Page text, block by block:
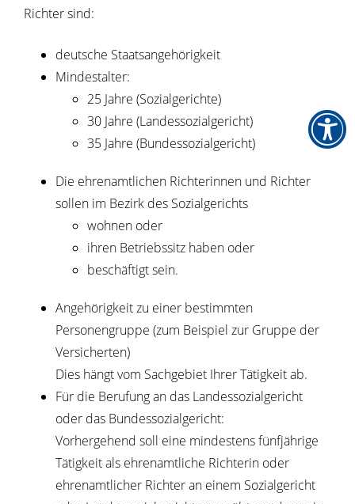
Richter sind:
deutsche Staatsangehörigkeit
Mindestalter:
25 Jahre (Sozialgerichte)
30 Jahre (Landessozialgericht)
35 Jahre (Bundessozialgericht)
Die ehrenamtlichen Richterinnen und Richter
sollen im Bezirk des Sozialgerichts
wohnen oder
ihren Betriebssitz haben oder
beschäftigt sein.
Angehörigkeit zu einer bestimmten
Personengruppe (zum Beispiel zur Gruppe der
Versicherten)
Dies hängt vom Sachgebiet Ihrer Tätigkeit ab.
Für die Berufung an das Landessozialgericht
oder das Bundessozialgericht:
Vorhergehend soll eine mindestens fünfjährige
Tätigkeit als ehrenamtliche Richterin oder
ehrenamtlicher Richter an einem Sozialgericht